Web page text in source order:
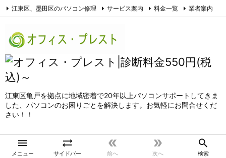
江東区亀戸を拠点に地域密着で20年以上パソコンサポートしてきま
した、パソコンのお困りごとを解決します。お気軽にお問合せくだ
さい！！

メニュー

サイドバー

前へ

次へ

検索
江東区、墨田区のパソコン修理 サービス案内 料金一覧 業者案内